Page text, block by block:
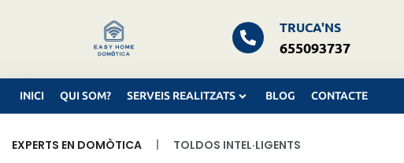
TRUCA'NS
655093737
INICI QUI SOM? SERVEIS REALITZATS BLOG CONTACTE
EXPERTS EN DOMÒTICA | TOLDOS INTEL·LIGENTS